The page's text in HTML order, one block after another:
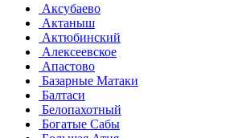
Аксубаево
Актаныш
Актюбинский
Алексеевское
Апастово
Базарные Матаки
Балтаси
Белопахотный
Богатые Сабы